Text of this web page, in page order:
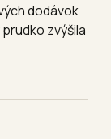
dodávok
zvýšila